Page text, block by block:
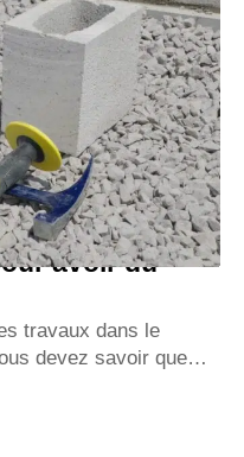
avoir du
travaux dans le
devez savoir que…